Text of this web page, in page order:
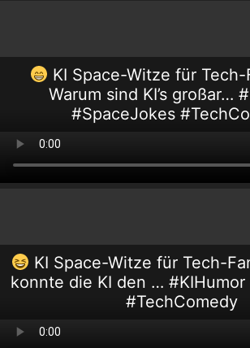
KI Space-Witze für Tech-
Warum sind KI’s großar…
#SpaceJokes
KI Space-Witze für Tech-
konnte die KI den …
#TechComedy